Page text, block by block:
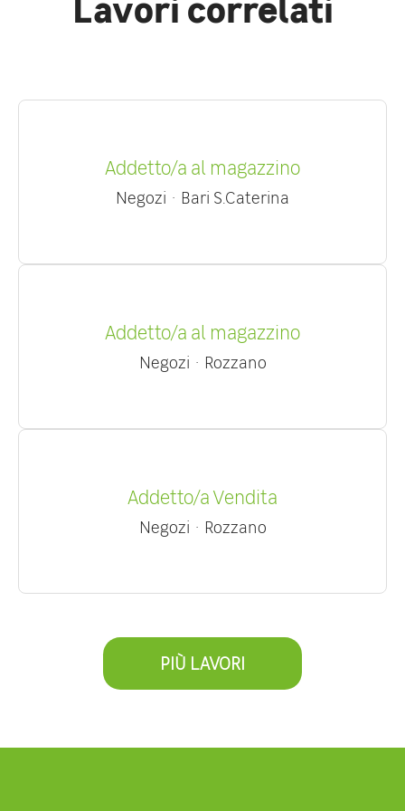
Lavori correlati
Addetto/a al magazzino
Negozi · Bari S.Caterina
Addetto/a al magazzino
Negozi · Rozzano
Addetto/a Vendita
Negozi · Rozzano
PIÙ LAVORI